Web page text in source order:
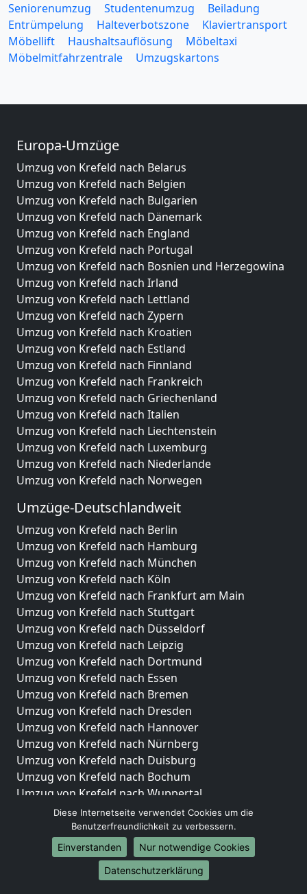
Seniorenumzug
Studentenumzug
Beiladung
Entrümpelung
Halteverbotszone
Klaviertransport
Möbellift
Haushaltsauflösung
Möbeltaxi
Möbelmitfahrzentrale
Umzugskartons
Europa-Umzüge
Umzug von Krefeld nach Belarus
Umzug von Krefeld nach Belgien
Umzug von Krefeld nach Bulgarien
Umzug von Krefeld nach Dänemark
Umzug von Krefeld nach England
Umzug von Krefeld nach Portugal
Umzug von Krefeld nach Bosnien und Herzegowina
Umzug von Krefeld nach Irland
Umzug von Krefeld nach Lettland
Umzug von Krefeld nach Zypern
Umzug von Krefeld nach Kroatien
Umzug von Krefeld nach Estland
Umzug von Krefeld nach Finnland
Umzug von Krefeld nach Frankreich
Umzug von Krefeld nach Griechenland
Umzug von Krefeld nach Italien
Umzug von Krefeld nach Liechtenstein
Umzug von Krefeld nach Luxemburg
Umzug von Krefeld nach Niederlande
Umzug von Krefeld nach Norwegen
Umzüge-Deutschlandweit
Umzug von Krefeld nach Berlin
Umzug von Krefeld nach Hamburg
Umzug von Krefeld nach München
Umzug von Krefeld nach Köln
Umzug von Krefeld nach Frankfurt am Main
Umzug von Krefeld nach Stuttgart
Umzug von Krefeld nach Düsseldorf
Umzug von Krefeld nach Leipzig
Umzug von Krefeld nach Dortmund
Umzug von Krefeld nach Essen
Umzug von Krefeld nach Bremen
Umzug von Krefeld nach Dresden
Umzug von Krefeld nach Hannover
Umzug von Krefeld nach Nürnberg
Umzug von Krefeld nach Duisburg
Umzug von Krefeld nach Bochum
Umzug von Krefeld nach Wuppertal
Umzug von Krefeld nach Bielefeld
Umzug von Krefeld nach Bonn
Umzug von Krefeld nach Münster
Internationale-Umzüge
Diese Internetseite verwendet Cookies um die
Benutzerfreundlichkeit zu verbessern.
Einverstanden
Nur notwendige Cookies
Datenschutzerklärung